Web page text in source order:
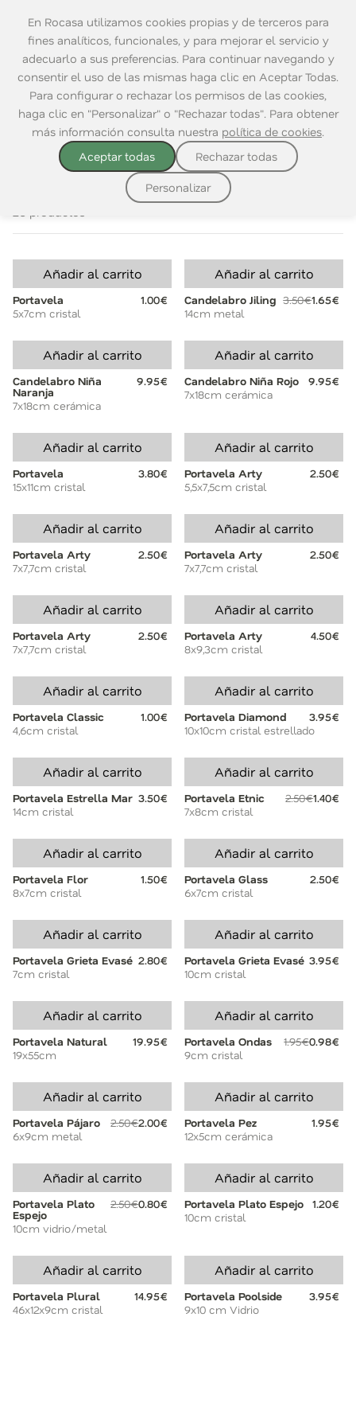
En Rocasa utilizamos cookies propias y de terceros para
fines analíticos, funcionales, y para mejorar el servicio y
adecuarlo a sus preferencias. Para continuar navegando y
consentir el uso de las mismas haga clic en Aceptar Todas.
Para configurar o rechazar los permisos de las cookies,
haga clic en "Personalizar" o "Rechazar todas". Para obtener
más información consulta nuestra política de cookies.
Aceptar todas
Rechazar todas
Personalizar
Home Decoración Velas y Aromas | Portavelas
VER TODO VELAS PORTAVELAS FAROLES
Ordenar por:
26 productos
Añadir al carrito
Portavela
1.00€
5x7cm cristal
Añadir al carrito
Candelabro Jiling 3.50€1.65€
14cm metal
Añadir al carrito
Candelabro Niña
Naranja
9.95€
7x18cm cerámica
Añadir al carrito
Candelabro Niña Rojo
9.95€
7x18cm cerámica
Añadir al carrito
Portavela
3.80€
15x11cm cristal
Añadir al carrito
Portavela Arty
2.50€
5,5x7,5cm cristal
Añadir al carrito
Portavela Arty
2.50€
7x7,7cm cristal
Añadir al carrito
Portavela Arty
2.50€
7x7,7cm cristal
Añadir al carrito
Portavela Arty
2.50€
7x7,7cm cristal
Añadir al carrito
Portavela Arty
4.50€
8x9,3cm cristal
Añadir al carrito
Portavela Classic
1.00€
4,6cm cristal
Añadir al carrito
Portavela Diamond
3.95€
10x10cm cristal estrellado
Añadir al carrito
Portavela Estrella Mar 3.50€
14cm cristal
Añadir al carrito
Portavela Etnic 2.50€1.40€
7x8cm cristal
Añadir al carrito
Portavela Flor
1.50€
8x7cm cristal
Añadir al carrito
Portavela Glass
2.50€
6x7cm cristal
Añadir al carrito
Portavela Grieta Evasé 2.80€
7cm cristal
Añadir al carrito
Portavela Grieta Evasé 3.95€
10cm cristal
Añadir al carrito
Portavela Natural
19.95€
19x55cm
Añadir al carrito
Portavela Ondas 1.95€0.98€
9cm cristal
Añadir al carrito
Portavela Pájaro 2.50€2.00€
6x9cm metal
Añadir al carrito
Portavela Pez
1.95€
12x5cm cerámica
Añadir al carrito
Portavela Plato
Espejo
2.50€0.80€
10cm vidrio/metal
Añadir al carrito
Portavela Plato Espejo
1.20€
10cm cristal
Añadir al carrito
Portavela Plural
14.95€
46x12x9cm cristal
Añadir al carrito
Portavela Poolside
3.95€
9x10 cm Vidrio